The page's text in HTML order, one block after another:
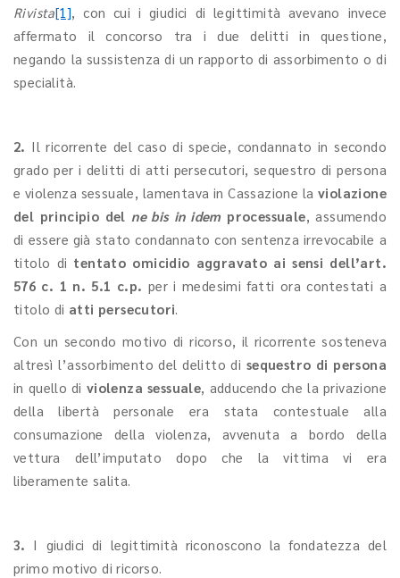
Rivista[1], con cui i giudici di legittimità avevano invece
affermato il concorso tra i due delitti in questione,
negando la sussistenza di un rapporto di assorbimento o di
specialità.
2. Il ricorrente del caso di specie, condannato in secondo
grado per i delitti di atti persecutori, sequestro di persona
e violenza sessuale, lamentava in Cassazione la violazione
del principio del ne bis in idem processuale, assumendo
di essere già stato condannato con sentenza irrevocabile a
titolo di tentato omicidio aggravato ai sensi dell’art.
576 c. 1 n. 5.1 c.p. per i medesimi fatti ora contestati a
titolo di atti persecutori.
Con un secondo motivo di ricorso, il ricorrente sosteneva
altresì l’assorbimento del delitto di sequestro di persona
in quello di violenza sessuale, adducendo che la privazione
della libertà personale era stata contestuale alla
consumazione della violenza, avvenuta a bordo della
vettura dell’imputato dopo che la vittima vi era
liberamente salita.
3. I giudici di legittimità riconoscono la fondatezza del
primo motivo di ricorso.